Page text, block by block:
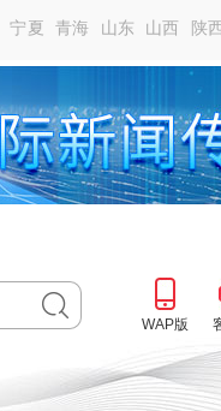
宁夏 青海 山东 山西 陕
WAP版